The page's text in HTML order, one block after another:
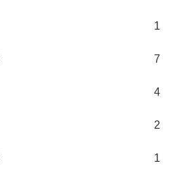
1
7
4
2
1